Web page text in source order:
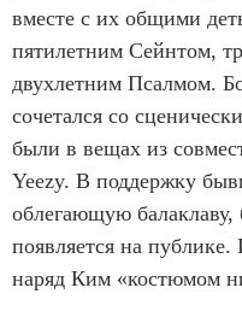
вместе с их общими
пятилетним Сейнтом,
двухлетним Псалмом.
сочетался со
были в вещах из
Yeezy. В поддержку
облегающую балаклаву,
появляется на
наряд Ким «костюмом